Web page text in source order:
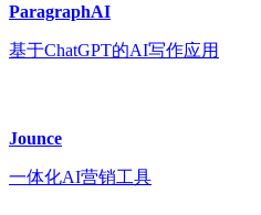
ParagraphAI
基于ChatGPT的AI写作应用
Jounce
一体化AI营销工具